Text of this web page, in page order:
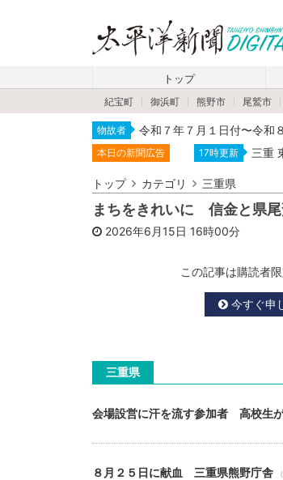
トップ
紀宝町
御浜町 熊野市 尾鷲市
物故者 令和７年７月１日付〜令和
本日の新聞広告 17時更新 三重
トップ カテゴリ 三重県
まちをきれいに 信金と県
2026年6月15日 16時00分
この記事は購読者
今すぐ申
三重県
会場設営に汗を流す参加者 高校生
８月２５日に献血 三重県熊野庁舎